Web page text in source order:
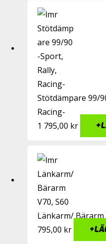
Stötdämpare 99/
Racing-
1 795,00 kr +
Länkarm/ Bärarm
795,00 kr +